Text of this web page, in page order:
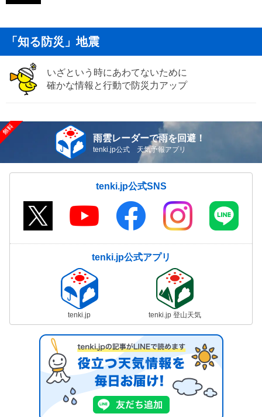
「知る防災」地震
いざという時にあわてないために
確かな情報と行動で防災力アップ
雨雲レーダーで雨を回避！
tenki.jp公式 天気予報アプリ
tenki.jp公式SNS
tenki.jp公式アプリ
tenki.jp tenki.jp 登山天気